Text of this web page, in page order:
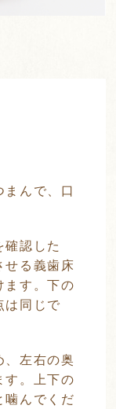
まんで、口
確認した
せる義歯床
ます。下の
は同じで
、左右の奥
す。上下の
噛んでくだ